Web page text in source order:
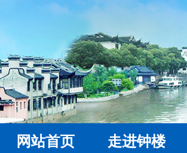
网站首页 走进钟楼